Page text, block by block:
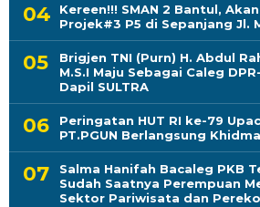
Kereen!!! SMAN 2 Bantul,
Projek#3 P5 di Sepanjang Jl.
Brigjen TNI (Purn) H. Abdul
M.S.I Maju Sebagai Caleg
Dapil SULTRA
Peringatan HUT RI ke-79
PT.PGUN Berlangsung
Salma Hanifah Bacaleg PKB
Sudah Saatnya Perempuan
Sektor Pariwisata dan